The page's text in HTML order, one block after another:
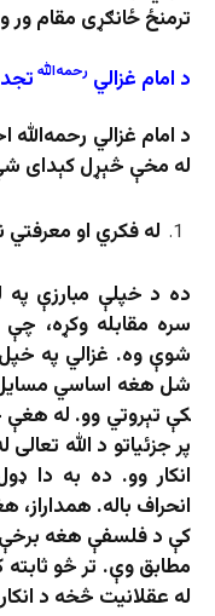
ترمنځ ځانګړی مقام ور
د امام غزالي رحمه‌الله
د امام غزالي
له مخې څېړل کېدای
له فکري او معرفتي
ده د خپلې مبارزې
سره مقابله وکړه، چې
شوې وه. غزالي په
کې تېروتي وو. له
پر جزئیاتو د الله
انکار وو. ده به دا
انحراف باله.
کې د فلسفې هغه
مطابق وې. تر څو
له عقلانیت څخه د